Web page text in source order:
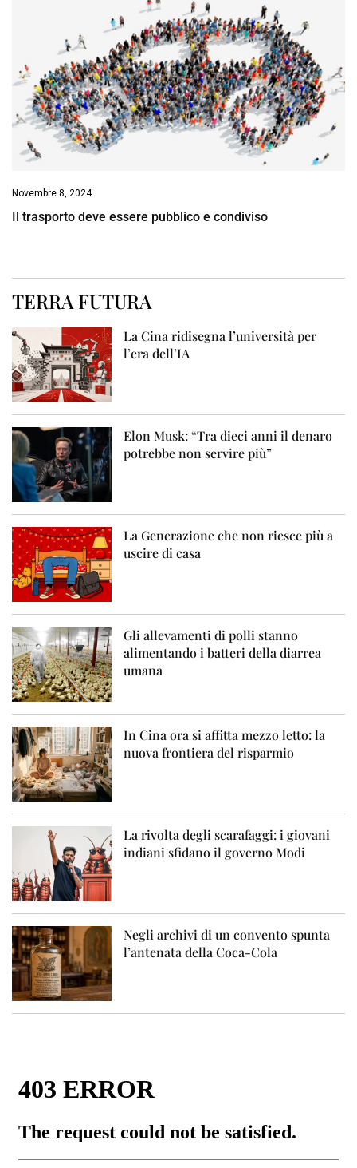
Novembre 8, 2024
Il trasporto deve essere pubblico e condiviso
TERRA FUTURA
La Cina ridisegna l’università per
l’era dell’IA
Elon Musk: “Tra dieci anni il denaro
potrebbe non servire più”
La Generazione che non riesce più a
uscire di casa
Gli allevamenti di polli stanno
alimentando i batteri della diarrea
umana
In Cina ora si affitta mezzo letto: la
nuova frontiera del risparmio
La rivolta degli scarafaggi: i giovani
indiani sfidano il governo Modi
Negli archivi di un convento spunta
l’antenata della Coca-Cola